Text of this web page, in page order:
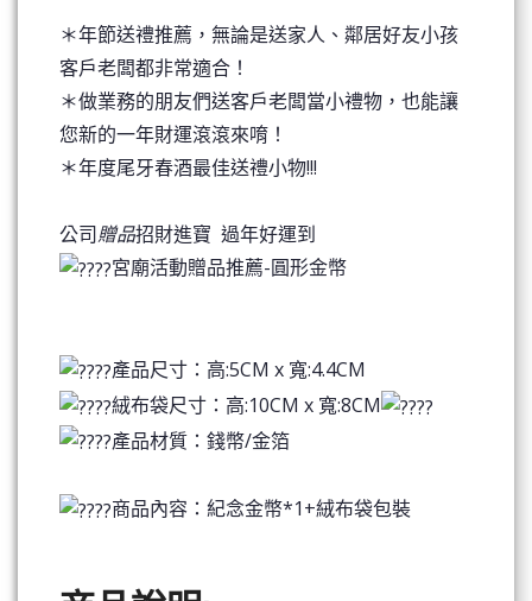
＊年節送禮推薦，無論是送家人、鄰居好友小孩
客戶老闆都非常適合！
＊做業務的朋友們送客戶老闆當小禮物，也能讓
您新的一年財運滾滾來唷！
＊年度尾牙春酒最佳送禮小物!!!
公司贈品招財進寶 過年好運到
宮廟活動贈品推薦-圓形金幣
產品尺寸：高:5CM x 寬:4.4CM
絨布袋尺寸：高:10CM x 寬:8CM
產品材質：錢幣/金箔
商品內容：紀念金幣*1+絨布袋包裝